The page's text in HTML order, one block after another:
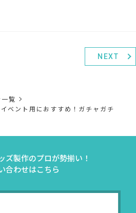
NEXT
覧
ベント用におすすめ！ガチャガチ
ズ製作のプロが勢揃い！
合わせはこちら